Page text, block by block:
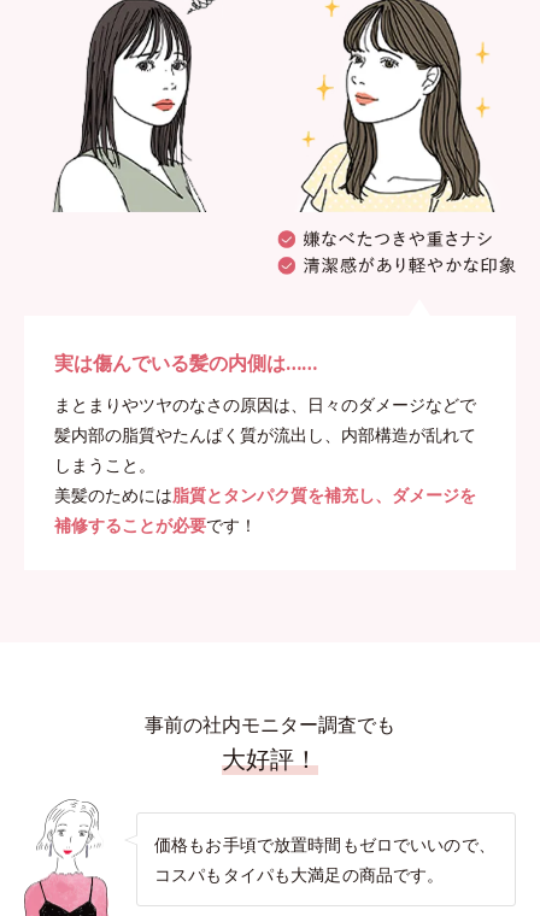
実は傷んでいる髪の内側は……
まとまりやツヤのなさの原因は、日々のダメージなどで
髪内部の脂質やたんぱく質が流出し、内部構造が乱れて
しまうこと。
美髪のためには脂質とタンパク質を補充し、ダメージを
補修することが必要です！
事前の社内モニター調査でも
大好評！
価格もお手頃で放置時間もゼロでいいので、
コスパもタイパも大満足の商品です。